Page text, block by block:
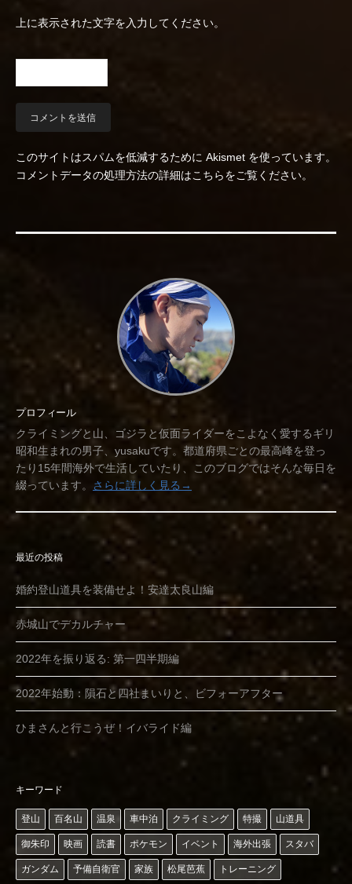
上に表示された文字を入力してください。
このサイトはスパムを低減するために Akismet を使っています。
コメントデータの処理方法の詳細はこちらをご覧ください。
プロフィール
クライミングと山、ゴジラと仮面ライダーをこよなく愛するギリ
昭和生まれの男子、yusakuです。都道府県ごとの最高峰を登っ
たり15年間海外で生活していたり、このブログではそんな毎日を
綴っています。 さらに詳しく見る→
最近の投稿
婚約登山道具を装備せよ！安達太良山編
赤城山でデカルチャー
2022年を振り返る: 第一四半期編
2022年始動：隕石と四社まいりと、ビフォーアフター
ひまさんと行こうぜ！イバライド編
キーワード
登山 百名山 温泉 車中泊 クライミング 特撮 山道具
御朱印 映画 読書 ポケモン イベント 海外出張 スタバ
ガンダム 予備自衛官 家族 松尾芭蕉 トレーニング